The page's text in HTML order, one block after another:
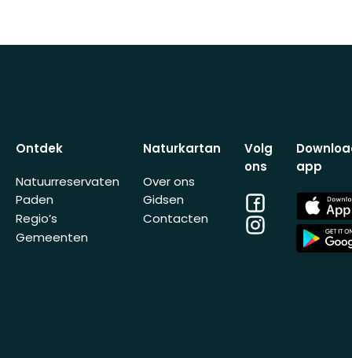
Ontdek
Natuurreservaten
Paden
Regio’s
Gemeenten
Naturkartan
Over ons
Gidsen
Contacten
Volg
ons
Facebook
Instagram
app
App
Store
App
Store